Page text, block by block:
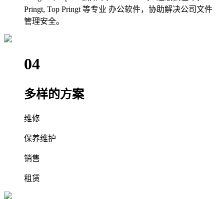
Pringt, Top Pringt 等专业 办公软件，协助解决公司文件
管理安全。
04
多样的方案
维修
保养维护
销售
租赁